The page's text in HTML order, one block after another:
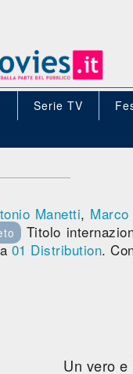
Serie TV
Manetti,
Titolo
01 Distribution.
Un vero